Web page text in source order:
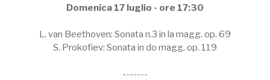
Domenica 17 luglio - ore 17:30
L. van Beethoven: Sonata n.3 in la magg. op. 69
S. Prokofiev: Sonata in do magg. op. 119
-------